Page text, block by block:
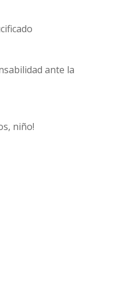
ante la
niño!